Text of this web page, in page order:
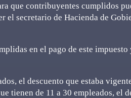
que contribuyentes cumplidos
secretario de Hacienda de
en el pago de este
el descuento que estaba
tienen de 11 a 30 empleados, el